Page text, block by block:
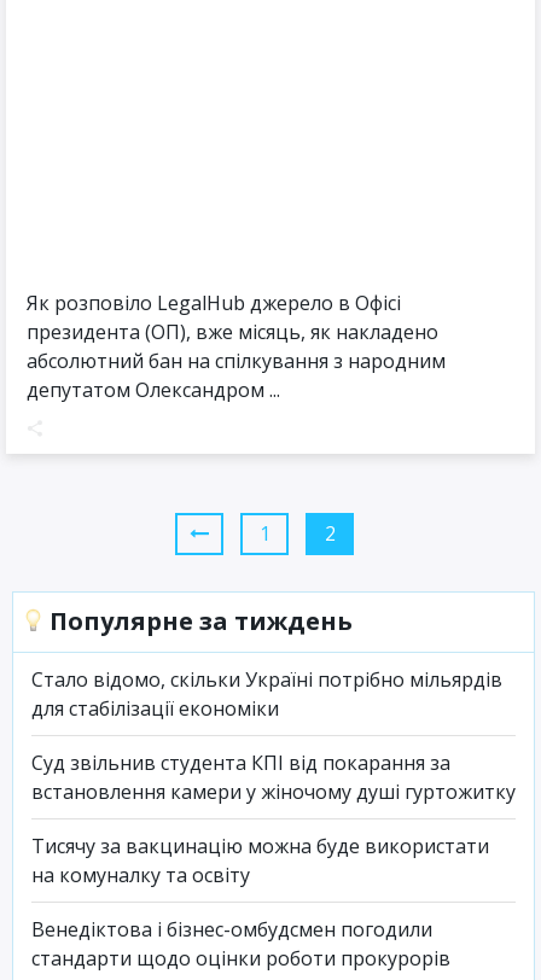
Як розповіло LegalHub джерело в Офісі
президента (ОП), вже місяць, як накладено
абсолютний бан на спілкування з народним
депутатом Олександром ...
1 2
Популярне за тиждень
Стало відомо, скільки Україні потрібно мільярдів
для стабілізації економіки
Суд звільнив студента КПІ від покарання за
встановлення камери у жіночому душі гуртожитку
Тисячу за вакцинацію можна буде використати
на комуналку та освіту
Венедіктова і бізнес-омбудсмен погодили
стандарти щодо оцінки роботи прокурорів